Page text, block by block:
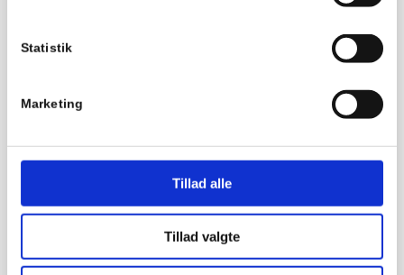
Statistik
Marketing
Tillad alle
Tillad valgte